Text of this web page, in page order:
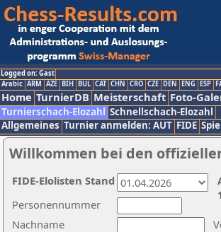
Logged on: Gast
Arabic ARM AZE BIH BUL CAT CHN CRO CZE DEN ENG ESP
Home TurnierDB Meisterschaft Foto-
Turnierschach-Elozahl Schnellschach-Elozahl
Allgemeines Turnier anmelden: AUT FIDE
Willkommen bei den
Nachname
Personennummer
FIDE-Elolisten Stand